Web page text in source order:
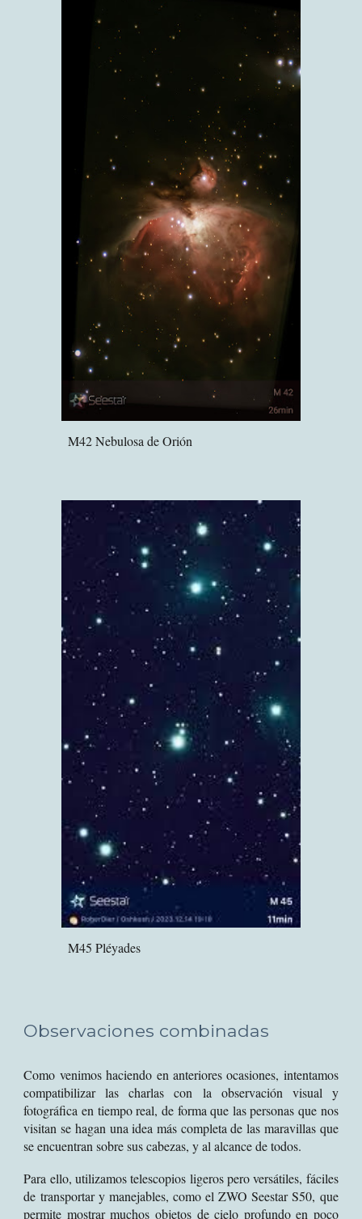
M42 Nebulosa de Orión
M45 Pléyades
Observaciones combinadas
Como venimos haciendo en anteriores ocasiones, intentamos
compatibilizar las charlas con la observación visual y
fotográfica en tiempo real, de forma que las personas que nos
visitan se hagan una idea más completa de las maravillas que
se encuentran sobre sus cabezas, y al alcance de todos.
Para ello, utilizamos telescopios ligeros pero versátiles, fáciles
de transportar y manejables, como el ZWO Seestar S50, que
permite mostrar muchos objetos de cielo profundo en poco